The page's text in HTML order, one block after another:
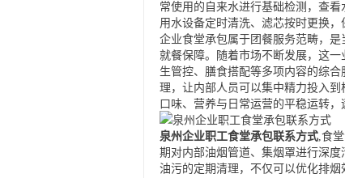
常使用的自来水进行基础检测，查
用水设备定时清洗、滤芯按时更换
企业食堂承包属于团餐服务范畴，
就餐保障。随着市场不断发展，这
生管控、膳食搭配等多项内容的综
理，让内部人员可以集中精力投入
口味、营养与日常运营的平稳运转
泉州企业职工食堂承包联系方式,食
期对内部油烟管道、集烟罩进行深
油污的定期清理，不仅可以优化排